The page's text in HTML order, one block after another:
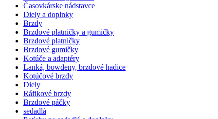
Časovkárske nádstavce
Diely a doplnky
Brzdy
Brzdové platničky a gumičky
Brzdové platničky
Brzdové gumičky
Kotúče a adaptéry
Lanká, bowdeny, brzdové hadice
Kotúčové brzdy
Diely
Ráfikové brzdy
Brzdové páčky
sedadlá